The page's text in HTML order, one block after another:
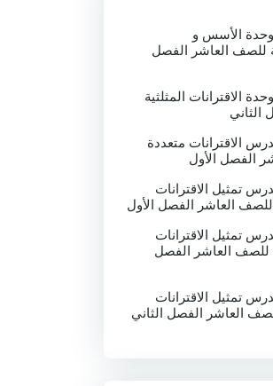
الأسس و
للصف العاشر الفصل
الاقترانات المثلثية
الاقترانات متعددة
الفصل الأول
تمثيل الاقترانات
العاشر الفصل الأول
تمثيل الاقترانات
للصف العاشر الفصل
تمثيل الاقترانات
العاشر الفصل الثاني